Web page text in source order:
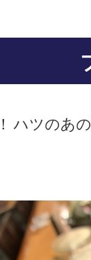
ハツのあ